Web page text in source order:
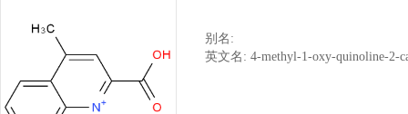
别名:
英文名: 4-methyl-1-oxy-quinoline-2-